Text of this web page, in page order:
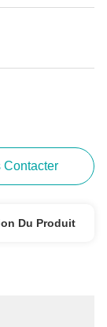
Contacter
Du Produit